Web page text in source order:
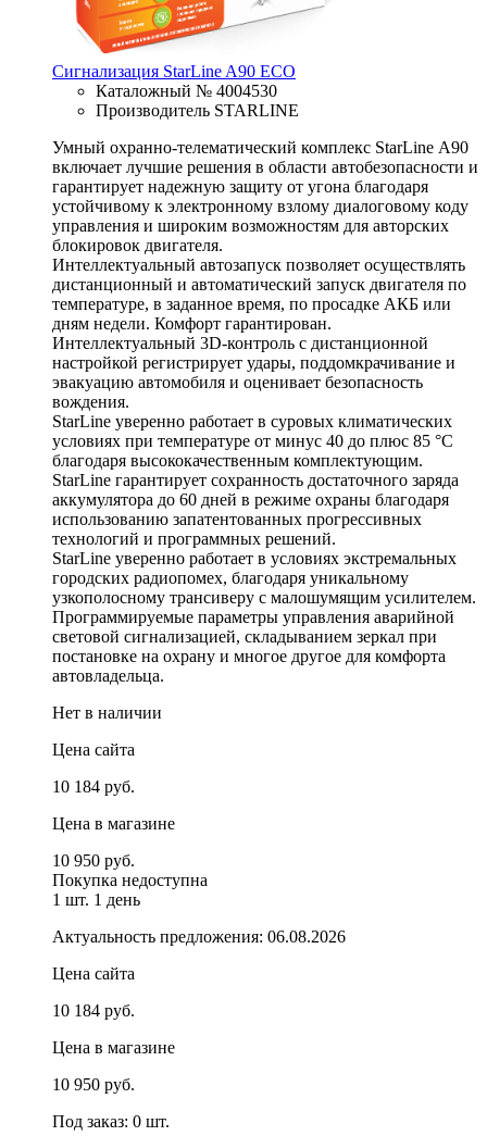
Сигнализация StarLine A90 ECO
Каталожный № 4004530
Производитель STARLINE
Умный охранно-телематический комплекс StarLine А90
включает лучшие решения в области автобезопасности и
гарантирует надежную защиту от угона благодаря
устойчивому к электронному взлому диалоговому коду
управления и широким возможностям для авторских
блокировок двигателя.
Интеллектуальный автозапуск позволяет осуществлять
дистанционный и автоматический запуск двигателя по
температуре, в заданное время, по просадке АКБ или
дням недели. Комфорт гарантирован.
Интеллектуальный 3D-контроль с дистанционной
настройкой регистрирует удары, поддомкрачивание и
эвакуацию автомобиля и оценивает безопасность
вождения.
StarLine уверенно работает в суровых климатических
условиях при температуре от минус 40 до плюс 85 °С
благодаря высококачественным комплектующим.
StarLine гарантирует сохранность достаточного заряда
аккумулятора до 60 дней в режиме охраны благодаря
использованию запатентованных прогрессивных
технологий и программных решений.
StarLine уверенно работает в условиях экстремальных
городских радиопомех, благодаря уникальному
узкополосному трансиверу с малошумящим усилителем.
Программируемые параметры управления аварийной
световой сигнализацией, складыванием зеркал при
постановке на охрану и многое другое для комфорта
автовладельца.
Нет в наличии
Цена сайта
10 184 руб.
Цена в магазине
10 950 руб.
Покупка недоступна
1 шт. 1 день
Актуальность предложения: 06.08.2026
Цена сайта
10 184 руб.
Цена в магазине
10 950 руб.
Под заказ: 0 шт.